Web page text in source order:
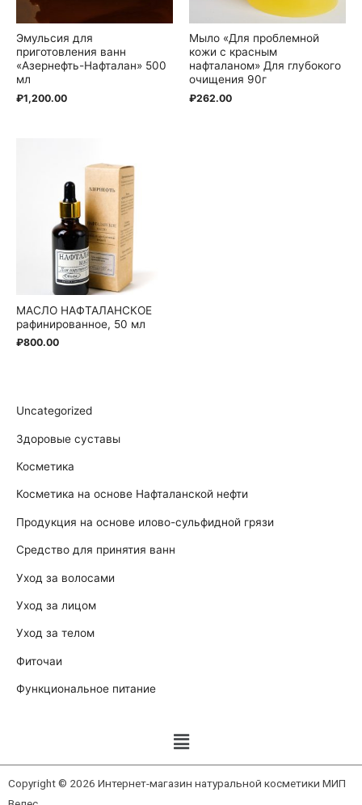
Uncategorized
Здоровые суставы
Косметика
Косметика на основе Нафталанской нефти
Продукция на основе илово-сульфидной грязи
Средство для принятия ванн
Уход за волосами
Уход за лицом
Уход за телом
Фиточаи
Функциональное питание
Эмульсия для
приготовления ванн
«Азернефть-Нафталан» 500
мл
₽1,200.00
Мыло «Для проблемной
кожи с красным
нафталаном» Для глубокого
очищения 90г
₽262.00
МАСЛО НАФТАЛАНСКОЕ
рафинированное, 50 мл
₽800.00
Copyright © 2026 Интернет-магазин натуральной косметики МИП